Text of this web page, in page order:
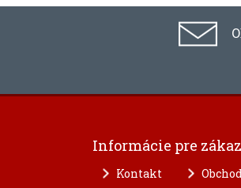
Informácie pre
Kontakt